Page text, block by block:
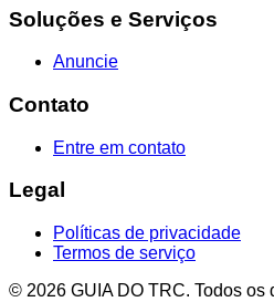
Soluções e Serviços
Anuncie
Contato
Entre em contato
Legal
Políticas de privacidade
Termos de serviço
© 2026 GUIA DO TRC. Todos os